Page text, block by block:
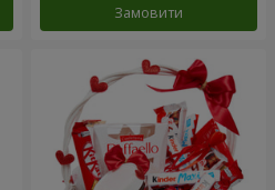
Замовити